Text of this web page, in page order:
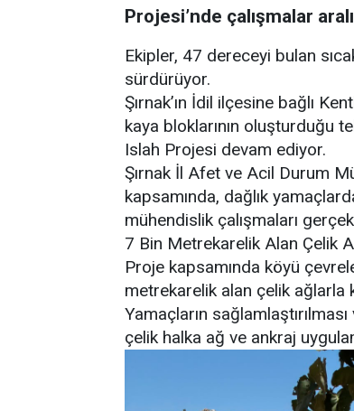
Projesi’nde çalışmalar
Ekipler, 47 dereceyi bulan
sürdürüyor.
Şırnak’ın İdil ilçesine bağlı
kaya bloklarının oluşturduğu
Islah Projesi devam ediyor.
Şırnak İl Afet ve Acil Durum
kapsamında, dağlık
mühendislik çalışmaları
7 Bin Metrekarelik Alan Çelik
Proje kapsamında köyü
metrekarelik alan çelik ağlarla
Yamaçların
çelik halka ağ ve ankraj